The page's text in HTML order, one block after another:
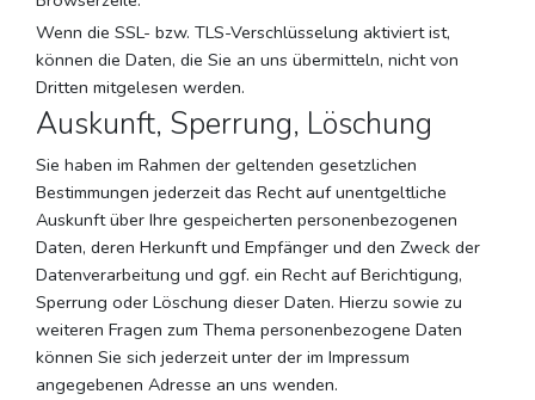
Wenn die SSL- bzw. TLS-Verschlüsselung aktiviert ist,
können die Daten, die Sie an uns übermitteln, nicht von
Dritten mitgelesen werden.
Auskunft, Sperrung, Löschung
Sie haben im Rahmen der geltenden gesetzlichen
Bestimmungen jederzeit das Recht auf unentgeltliche
Auskunft über Ihre gespeicherten personenbezogenen
Daten, deren Herkunft und Empfänger und den Zweck der
Datenverarbeitung und ggf. ein Recht auf Berichtigung,
Sperrung oder Löschung dieser Daten. Hierzu sowie zu
weiteren Fragen zum Thema personenbezogene Daten
können Sie sich jederzeit unter der im Impressum
angegebenen Adresse an uns wenden.